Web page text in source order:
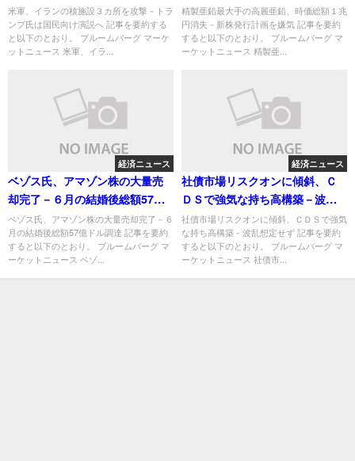
説へ
米軍、イランの核施設３カ所を攻撃－トラ
ンプ氏は国民向け演説へ 記事を要約する
と以下のとおり。 ブルームバーグ マーケ
ットニュース 米軍、イラ...
画を嫌気
精製亜鉛最大手の高麗亜鉛、時価総額１兆
円消失－新株発行計画を嫌気 記事を要約
すると以下のとおり。 ブルームバーグ マ
ーケットニュース 精製亜...
経済ニュース
ベゾス氏、アマゾン株の大量売
却完了－６月の結婚後総額57億
ドル調達
ベゾス氏、アマゾン株の大量売却完了－６
月の結婚後総額57億ドル調達 記事を要約
すると以下のとおり。 ブルームバーグ マ
ーケットニュース ベゾ...
経済ニュース
社債市場リスクオンに傾斜、Ｃ
ＤＳで強気な持ち高構築－波乱
想定せず
社債市場リスクオンに傾斜、ＣＤＳで強気
な持ち高構築－波乱想定せず 記事を要約
すると以下のとおり。 ブルームバーグ マ
ーケットニュース 社債市...